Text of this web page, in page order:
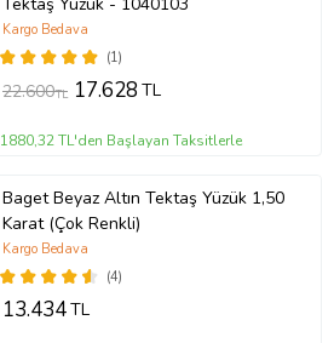
(1)
Kargo Bedava
22.600TL 17.628TL
1880,32 TL'den Başlayan Taksitlerle
Baget Beyaz Altın Tektaş Yüzük 1,50
Karat (Çok Renkli)
(4)
Kargo Bedava
13.434TL